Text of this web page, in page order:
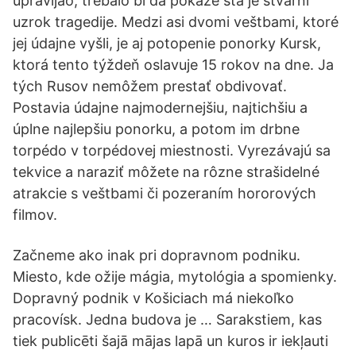
uzrok tragedije. Medzi asi dvomi veštbami, ktoré
jej údajne vyšli, je aj potopenie ponorky Kursk,
ktorá tento týždeň oslavuje 15 rokov na dne. Ja
tých Rusov nemôžem prestať obdivovať.
Postavia údajne najmodernejšiu, najtichšiu a
úplne najlepšiu ponorku, a potom im drbne
torpédo v torpédovej miestnosti. Vyrezávajú sa
tekvice a naraziť môžete na rôzne strašidelné
atrakcie s veštbami či pozeraním hororových
filmov.
Začneme ako inak pri dopravnom podniku.
Miesto, kde ožije mágia, mytológia a spomienky.
Dopravný podnik v Košiciach má niekoľko
pracovísk. Jedna budova je … Sarakstiem, kas
tiek publicēti šajā mājas lapā un kuros ir iekļauti